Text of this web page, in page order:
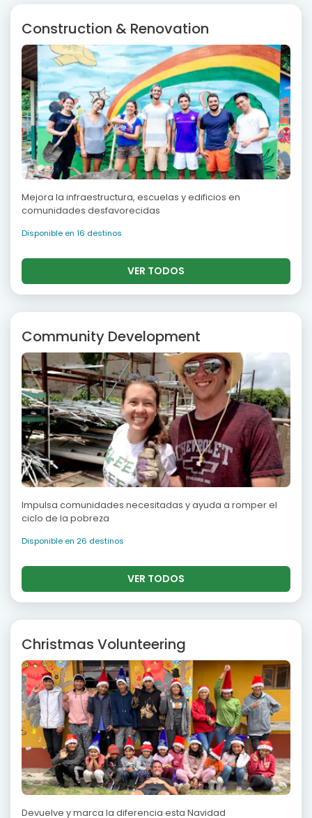
Construction & Renovation
Mejora la infraestructura, escuelas y edificios en
comunidades desfavorecidas
Disponible en 16 destinos
VER TODOS
Community Development
Impulsa comunidades necesitadas y ayuda a romper el
ciclo de la pobreza
Disponible en 26 destinos
VER TODOS
Christmas Volunteering
Devuelve y marca la diferencia esta Navidad